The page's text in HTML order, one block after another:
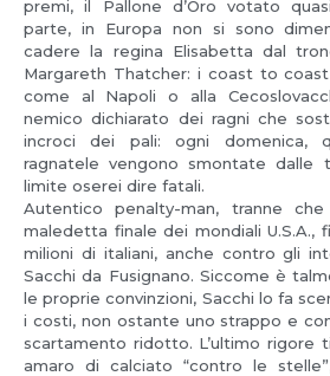
premi, il Pallone d’Oro votato quasi
parte, in Europa non si sono
cadere la regina Elisabetta dal
Margareth Thatcher: i coast to coast
come al Napoli o alla
nemico dichiarato dei ragni che
incroci dei pali: ogni domenica,
ragnatele vengono smontate dalle
limite oserei dire fatali.
Autentico penalty-man, tranne
maledetta finale dei mondiali U.S.A.,
milioni di italiani, anche contro gli
Sacchi da Fusignano. Siccome è
le proprie convinzioni, Sacchi lo fa
i costi, non ostante uno strappo e
scartamento ridotto. L’ultimo rigore
amaro di calciato “contro le